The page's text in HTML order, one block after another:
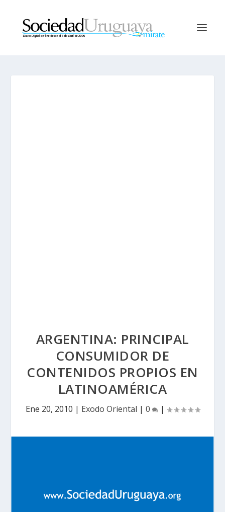
ARGENTINA: PRINCIPAL
CONSUMIDOR DE
CONTENIDOS PROPIOS EN
LATINOAMÉRICA
Ene 20, 2010 | Exodo Oriental | 0 |